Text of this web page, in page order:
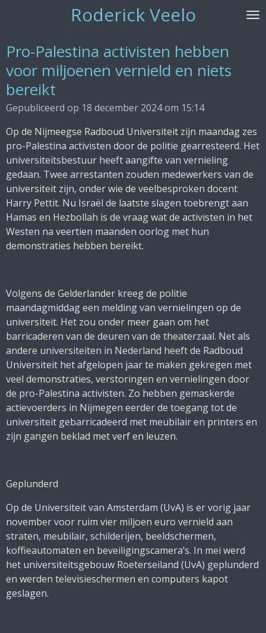
de
hoofdinhoud
Roderick Veelo
Pro-Palestina activisten hebben
voor miljoenen vernield en niets
bereikt
Gepubliceerd op 18 december 2024 om 15:14
Op de Nijmeegse Radboud Universiteit zijn maandag zes
pro-Palestina activisten door de politie gearresteerd. Het
universiteitsbestuur heeft aangifte van vernieling
gedaan. Twee arrestanten zouden medewerkers van de
universiteit zijn, onder wie de veelbesproken docent
Harry Pettit. Nu Israël de laatste slagen toebrengt aan
Hamas en Hezbollah is de vraag wat de activisten in het
Westen na veertien maanden oorlog met hun
demonstraties hebben bereikt.
Volgens de Gelderlander kreeg de politie
maandagmiddag een melding van vernielingen op de
universiteit. Het zou onder meer gaan om het
barricaderen van de deuren van de theaterzaal. Net als
andere universiteiten in Nederland heeft de Radboud
Universiteit het afgelopen jaar te maken gekregen met
veel demonstraties, verstoringen en vernielingen door
de pro-Palestina activisten. Zo hebben gemaskerde
actievoerders in Nijmegen eerder de toegang tot de
universiteit gebarricadeerd met meubilair en printers en
zijn gangen beklad met verf en leuzen.
Geplunderd
Op de Universiteit van Amsterdam (UvA) is er vorig jaar
november voor ruim vier miljoen euro vernield aan
straten, meubilair, schilderijen, beeldschermen,
koffieautomaten en beveiligingscamera’s. In mei werd
het universiteitsgebouw Roeterseiland (UvA) geplunderd
en werden televisieschermen en computers kapot
geslagen.